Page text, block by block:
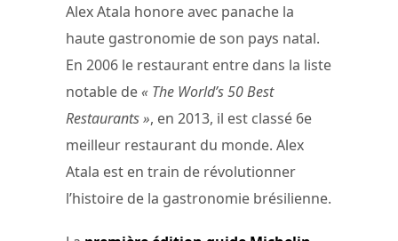
Alex Atala honore avec panache la
haute gastronomie de son pays natal.
En 2006 le restaurant entre dans la liste
notable de« The World’s 50 Best
Restaurants », en 2013, il est classé 6e
meilleur restaurant du monde. Alex
Atala est en train de révolutionner
l’histoire de la gastronomie brésilienne.